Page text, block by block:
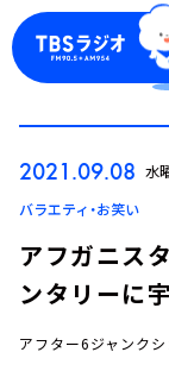
ログ
2021.09.08 水
バラエティ・お笑い
アフガニス
ンタリーに
アフター6ジャンク